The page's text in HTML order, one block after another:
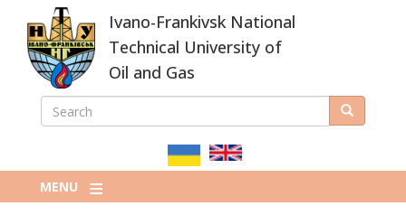
main
content
Ivano-Frankivsk National
Technical University of
Oil and Gas
ПОШУКОВА
SEARCH Search
MENU